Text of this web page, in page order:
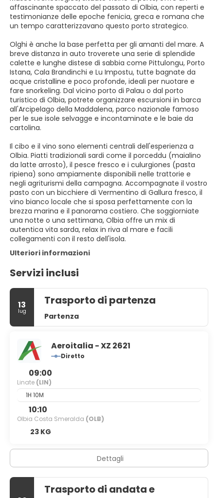
affascinante spaccato del passato di Olbia, con reperti e
testimonianze delle epoche fenicia, greca e romana che
un tempo caratterizzavano questo porto strategico.
Olghi è anche la base perfetta per gli amanti del mare. A
breve distanza in auto troverete una serie di splendide
calette e lunghe distese di sabbia come Pittulongu, Porto
Istana, Cala Brandinchi e Lu Impostu, tutte bagnate da
acque cristalline e poco profonde, ideali per nuotare e
fare snorkeling. Dal vicino porto di Palau o dal porto
turistico di Olbia, potrete organizzare escursioni in barca
all'Arcipelago della Maddalena, parco nazionale famoso
per le sue isole selvagge e incontaminate e le baie da
cartolina.
Il cibo e il vino sono elementi centrali dell'esperienza a
Olbia. Piatti tradizionali sardi come il porceddu (maialino
da latte arrosto), il pesce fresco e i culurgiones (pasta
ripiena) sono ampiamente disponibili nelle trattorie e
negli agriturismi della campagna. Accompagnate il vostro
pasto con un bicchiere di Vermentino di Gallura fresco, il
vino bianco locale che si sposa perfettamente con la
brezza marina e il panorama costiero. Che soggiorniate
una notte o una settimana, Olbia offre un mix di
autentica vita sarda, relax in riva al mare e facili
collegamenti con il resto dell'isola.
Ulteriori informazioni
Servizi inclusi
13
lug
Trasporto di partenza
Partenza
Aeroitalia - XZ 2621
Diretto
09:00
Linate (LIN)
1H 10M
10:10
Olbia Costa Smeralda (OLB)
23 KG
Dettagli
Trasporto di andata e